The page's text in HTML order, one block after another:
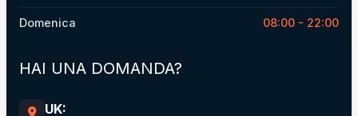
Domenica 08:00 - 22:00
HAI UNA DOMANDA?
UK: